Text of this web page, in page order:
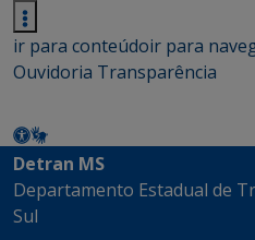
ir para conteúdoir para
Ouvidoria Transparência
Detran MS
Departamento Estadual de
Sul